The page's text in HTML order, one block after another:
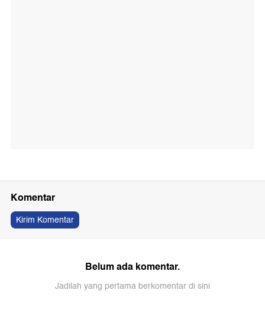
Komentar
Kirim Komentar
Belum ada komentar.
Jadilah yang pertama berkomentar di sini